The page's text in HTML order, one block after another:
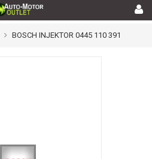
BOSCH INJEKTOR 0445 110 391